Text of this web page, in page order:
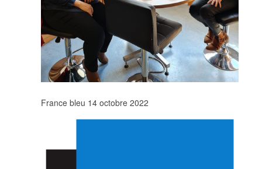
France bleu 14 octobre 2022